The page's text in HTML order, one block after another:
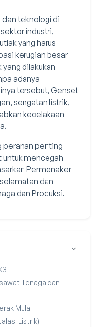
teknologi di
industri,
yang harus
kerugian besar
dilakukan
adanya
tersebut, Genset
sengatan listrik,
kecelakaan
penting
mencegah
Permenaker
dan
dan Produksi.
Tenaga dan
Mula
Listrik)